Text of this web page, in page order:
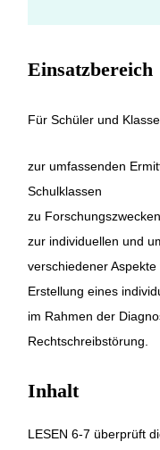
Einsatzbereich
Für Schüler und
zur umfassenden
Schulklassen
zu Forschungszwecken
zur individuellen und
verschiedener
Erstellung eines
im Rahmen der
Rechtschreibstörung.
Inhalt
LESEN 6-7 überprüft